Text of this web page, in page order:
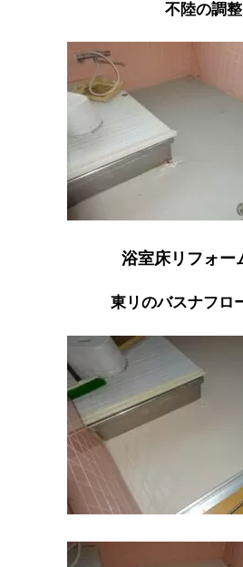
不陸の調整
浴室床リフォー
東リのバスナフロ